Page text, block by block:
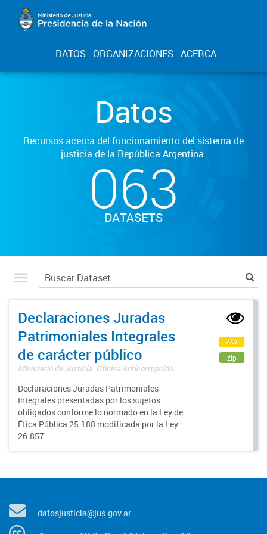
DATOS ORGANIZACIONES ACERCA
Datos
Recursos acerca del funcionamiento del sistema de
justicia de la República Argentina.
063
DATASETS
Declaraciones Juradas
Patrimoniales Integrales
de carácter público
Ministerio de Justicia. Oficina Anticorrupción.
Declaraciones Juradas Patrimoniales
Integrales presentadas por los sujetos
obligados conforme lo normado en la Ley de
Ética Pública 25.188 modificada por la Ley
26.857.
csv
zip
datosjusticia@jus.gov.ar